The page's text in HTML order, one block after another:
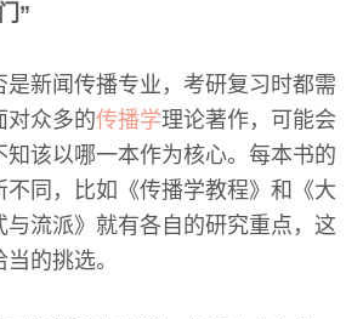
”
是新闻传播专业，考研复习时都需
对众多的传播学理论著作，可能会
知该以哪一本作为核心。每本书的
不同，比如《传播学教程》和《大
与流派》就有各自的研究重点，这
的挑选。